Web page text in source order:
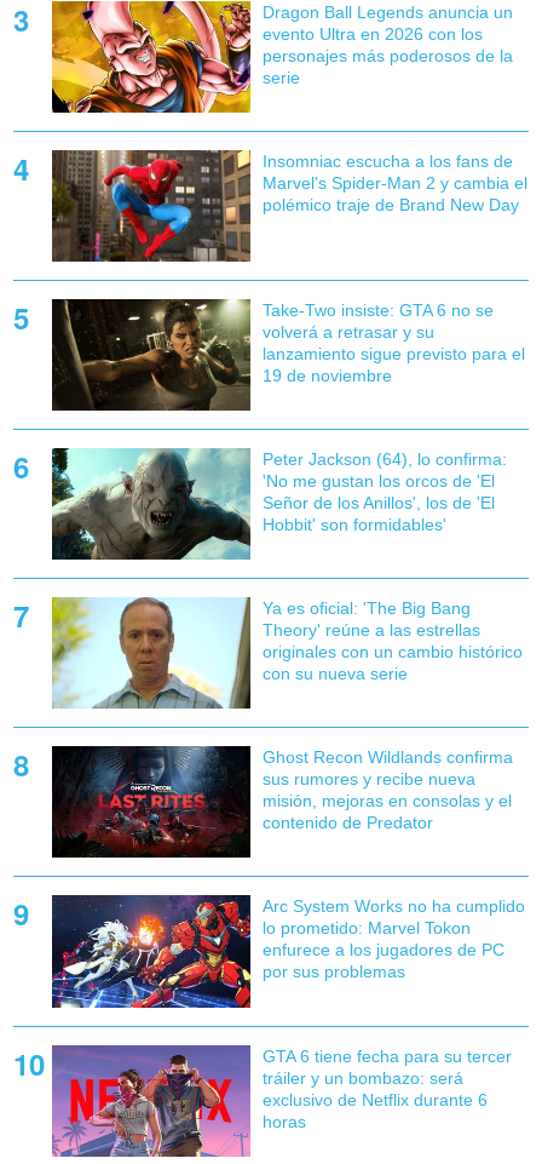
Dragon Ball Legends anuncia un
evento Ultra en 2026 con los
personajes más poderosos de la
serie
Insomniac escucha a los fans de
Marvel's Spider-Man 2 y cambia el
polémico traje de Brand New Day
Take-Two insiste: GTA 6 no se
volverá a retrasar y su
lanzamiento sigue previsto para el
19 de noviembre
Peter Jackson (64), lo confirma:
'No me gustan los orcos de 'El
Señor de los Anillos', los de 'El
Hobbit' son formidables'
Ya es oficial: 'The Big Bang
Theory' reúne a las estrellas
originales con un cambio histórico
con su nueva serie
Ghost Recon Wildlands confirma
sus rumores y recibe nueva
misión, mejoras en consolas y el
contenido de Predator
Arc System Works no ha cumplido
lo prometido: Marvel Tokon
enfurece a los jugadores de PC
por sus problemas
GTA 6 tiene fecha para su tercer
tráiler y un bombazo: será
exclusivo de Netflix durante 6
horas